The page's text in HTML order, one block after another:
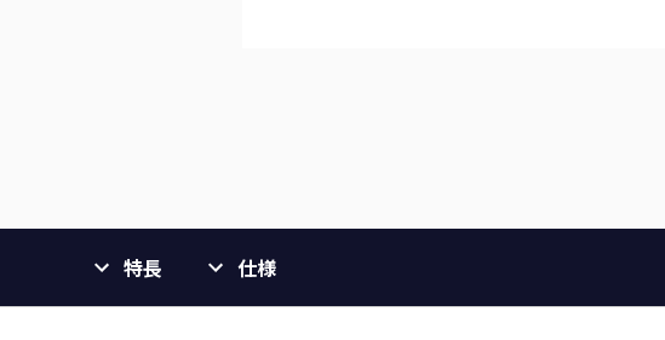
特長 仕様